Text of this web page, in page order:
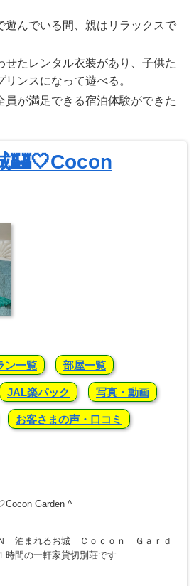
遊んでいる間、親はリラックスで
せたレンタル衣装があり、子供た
ンスになって遊べる。
員が満足できる宿泊体験ができた
🏰🤍Cocon
ン一覧 部屋一覧
JAL楽パック 写真・動画
お客さまの声・口コミ
Garden ^
泊まれるお城 Ｃｏｃｏｎ Ｇａｒｄ
時間の一軒家貸切別荘です